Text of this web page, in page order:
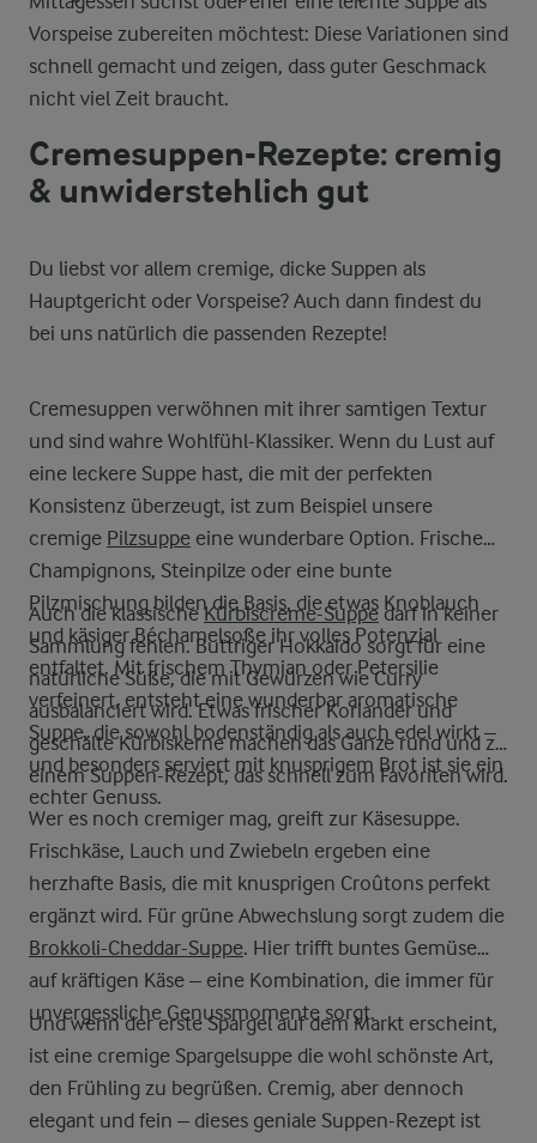
Vorspeise zubereiten möchtest: Diese Variationen sind
schnell gemacht und zeigen, dass guter Geschmack
nicht viel Zeit braucht.
Cremesuppen-Rezepte: cremig
& unwiderstehlich gut
Du liebst vor allem cremige, dicke Suppen als
Hauptgericht oder Vorspeise? Auch dann findest du
bei uns natürlich die passenden Rezepte!
Cremesuppen verwöhnen mit ihrer samtigen Textur
und sind wahre Wohlfühl-Klassiker. Wenn du Lust auf
eine leckere Suppe hast, die mit der perfekten
Konsistenz überzeugt, ist zum Beispiel unsere
cremige Pilzsuppe eine wunderbare Option. Frische
Champignons, Steinpilze oder eine bunte
Pilzmischung bilden die Basis, die etwas Knoblauch
und käsiger Béchamelsoße ihr volles Potenzial
entfaltet. Mit frischem Thymian oder Petersilie
verfeinert, entsteht eine wunderbar aromatische
Suppe, die sowohl bodenständig als auch edel wirkt –
und besonders serviert mit knusprigem Brot ist sie ein
echter Genuss.
Auch die klassische Kürbiscreme-Suppe darf in keiner
Sammlung fehlen. Buttriger Hokkaido sorgt für eine
natürliche Süße, die mit Gewürzen wie Curry
ausbalanciert wird. Etwas frischer Koriander und
geschälte Kürbiskerne machen das Ganze rund und zu
einem Suppen-Rezept, das schnell zum Favoriten wird.
Wer es noch cremiger mag, greift zur Käsesuppe.
Frischkäse, Lauch und Zwiebeln ergeben eine
herzhafte Basis, die mit knusprigen Croûtons perfekt
ergänzt wird. Für grüne Abwechslung sorgt zudem die
Brokkoli-Cheddar-Suppe. Hier trifft buntes Gemüse
auf kräftigen Käse – eine Kombination, die immer für
unvergessliche Genussmomente sorgt.
Und wenn der erste Spargel auf dem Markt erscheint,
ist eine cremige Spargelsuppe die wohl schönste Art,
den Frühling zu begrüßen. Cremig, aber dennoch
elegant und fein – dieses geniale Suppen-Rezept ist